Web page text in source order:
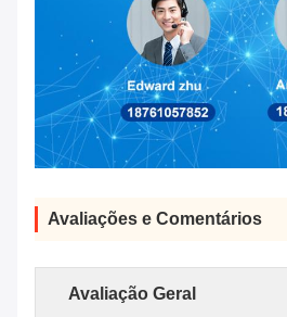
Avaliações e Comentários
Avaliação Geral